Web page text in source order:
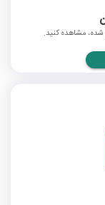
مشاهده کنید.